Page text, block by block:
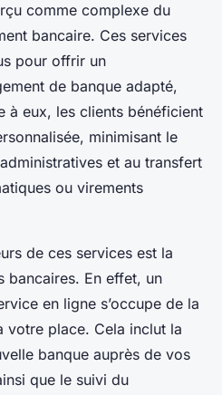
comme complexe du
bancaire. Ces services
pour offrir un
de banque adapté,
à eux, les clients bénéficient
minimisant le
et au transfert
ou virements
de ces services est la
bancaires. En effet, un
en ligne s’occupe de la
votre place. Cela inclut la
banque auprès de vos
que le suivi du